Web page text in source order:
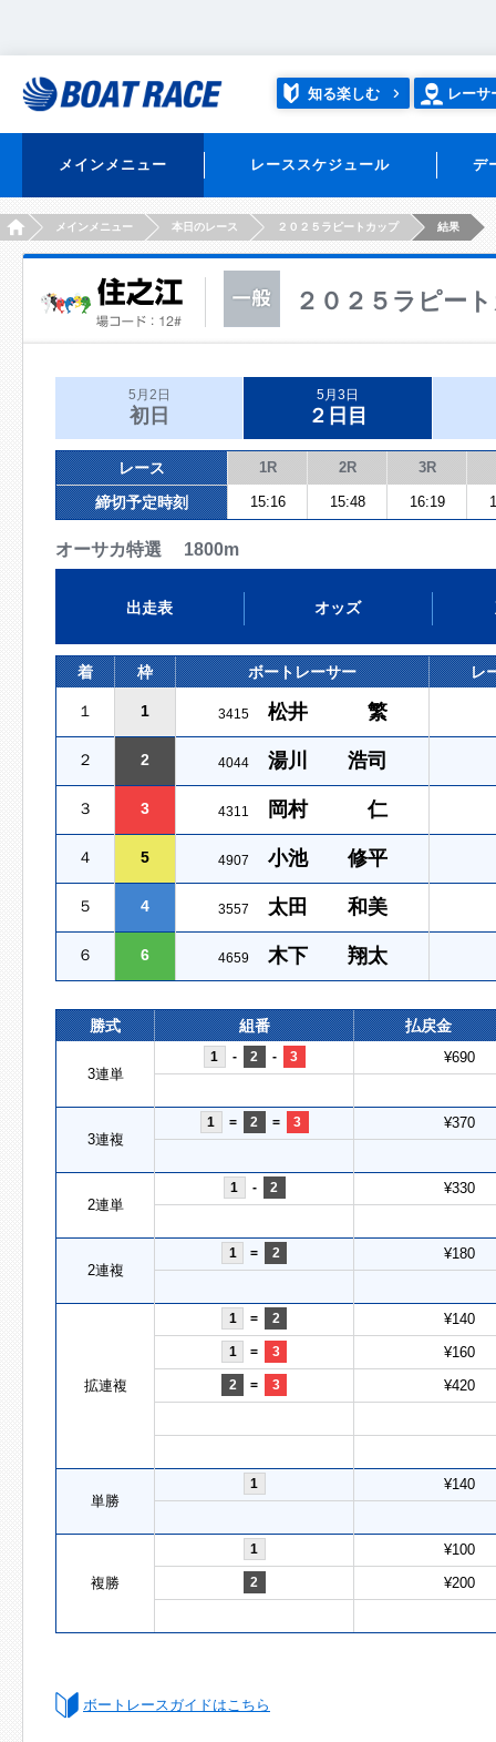
知る楽しむ レーサ
メインメニュー レーススケジュール デ
HOMEメインメニュー 本日のレース ２０２５ラピートカップ 結果
２０２５ラピー
5月2日
初日
5月3日
２日目
レース 1R 2R 3R
締切予定時刻 15:16 15:48 16:19
オーサカ特選 1800m
出走表 オッズ
着 枠 ボートレーサー レ
１ 1 3415 松井 繁
２ 2 4044 湯川 浩司
３ 3 4311 岡村 仁
４ 5 4907 小池 修平
５ 4 3557 太田 和美
６ 6 4659 木下 翔太
勝式 組番 払戻金
3連単
1 - 2 - 3 ¥690
3連複
1 = 2 = 3 ¥370
2連単
1 - 2 ¥330
2連複
1 = 2 ¥180
拡連複
1 = 2 ¥140
1 = 3 ¥160
2 = 3 ¥420
単勝
1 ¥140
複勝
1 ¥100
2 ¥200
ボートレースガイドはこちら